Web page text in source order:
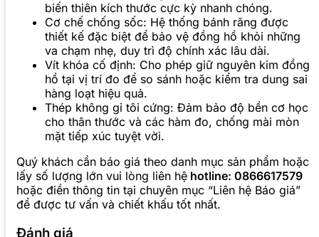
biến thiên kích thước cực kỳ nhanh chóng.
Cơ chế chống sốc: Hệ thống bánh răng được
thiết kế đặc biệt để bảo vệ đồng hồ khỏi những
va chạm nhẹ, duy trì độ chính xác lâu dài.
Vít khóa cố định: Cho phép giữ nguyên kim đồng
hồ tại vị trí đo để so sánh hoặc kiểm tra dung sai
hàng loạt hiệu quả.
Thép không gỉ tôi cứng: Đảm bảo độ bền cơ học
cho thân thước và các hàm đo, chống mài mòn
mặt tiếp xúc tuyệt vời.
Quý khách cần báo giá theo danh mục sản phẩm hoặc
lấy số lượng lớn vui lòng liên hệ hotline: 0866617579
hoặc điền thông tin tại chuyên mục “Liên hệ Báo giá”
để được tư vấn và chiết khấu tốt nhất.
Đánh giá